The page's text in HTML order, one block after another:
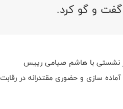
و گو کرد.
در نشستی با هاشم صیامی رییس
سازی و حضوری مقتدرانه در رقابت